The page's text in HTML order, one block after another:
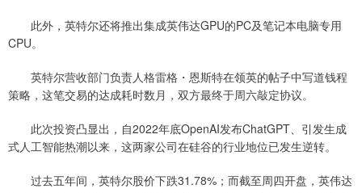
此外，英特尔还将推出集成英伟达GPU的PC及笔记本电脑专用
CPU。
英特尔营收部门负责人格雷格・恩斯特在领英的帖子中写道钱程
策略，这笔交易的达成耗时数月，双方最终于周六敲定协议。
此次投资凸显出，自2022年底OpenAI发布ChatGPT、引发生成
式人工智能热潮以来，这两家公司在硅谷的行业地位已发生逆转。
过去五年间，英特尔股价下跌31.78%；而截至周四开盘，英伟达